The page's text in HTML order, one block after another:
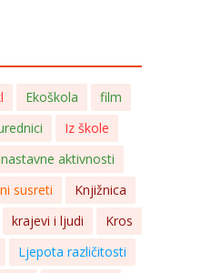
Ekoškola
film
Iz škole
aktivnosti
susreti
Knjižnica
krajevi i ljudi
Kros
Ljepota različitosti